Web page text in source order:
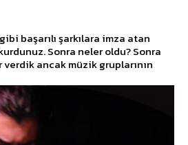
başarılı şarkılara imza atan
Sonra neler oldu? Sonra
ancak müzik gruplarının